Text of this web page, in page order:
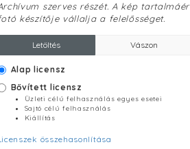
szerves részét. A kép
készítője vállalja a felelősséget.
Letöltés Vászon
Alap licensz
Bővített licensz
Üzleti célú felhasználás egyes esetei
Sajtó célú felhasználás
Kiállítás
összehasonlítása